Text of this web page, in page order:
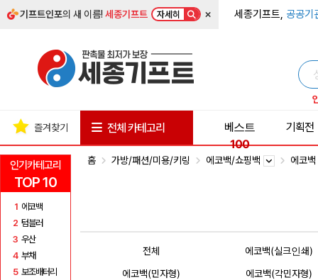
기프트인포의 새 이름!세종기프트 자세히 × 세종기프트, 공공기
인기카테고리
TOP 10
1 에코백
2 텀블러
3 우산
4 부채
5 보조배터리
즐겨찾기 전체 카테고리
베스트
100
기획전
홈 가방/패션/미용/키링 에코백/쇼핑백 에코백
전체
에코백(실크인쇄)
에코백(민자형)
에코백(각민자형)